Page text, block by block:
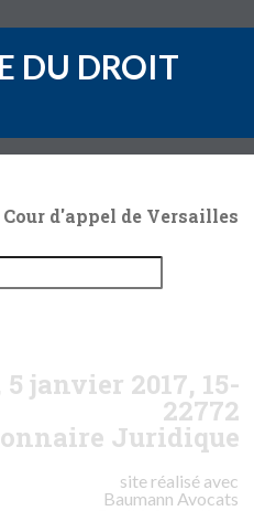
DU DROIT
d'appel de Versailles
5 janvier 2017, 15-
22772
Juridique
site réalisé avec
Baumann Avocats